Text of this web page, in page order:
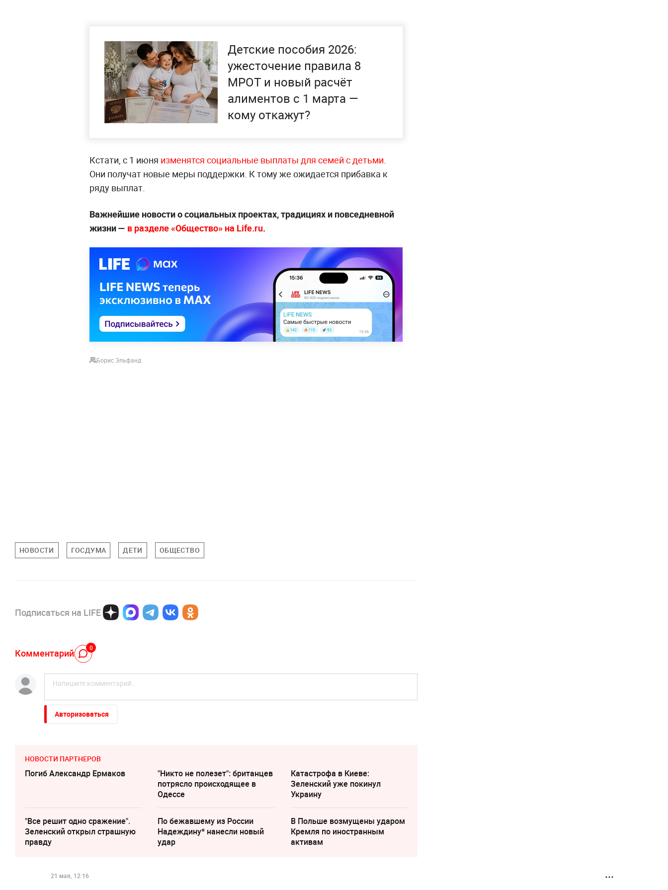
Детские пособия 2026:
ужесточение правила 8
МРОТ и новый расчёт
алиментов с 1 марта —
кому откажут?
Кстати, с 1 июня изменятся социальные выплаты для семей с детьми.
Они получат новые меры поддержки. К тому же ожидается прибавка к
ряду выплат.
Важнейшие новости о социальных проектах, традициях и повседневной
жизни — в разделе «Общество» на Life.ru.
Борис Эльфанд
НОВОСТИ ГОСДУМА ДЕТИ ОБЩЕСТВО
Подписаться на LIFE
Комментарий 0
Авторизоваться
НОВОСТИ ПАРТНЕРОВ
Погиб Александр Ермаков
"Никто не полезет": британцев
потрясло происходящее в
Одессе
Катастрофа в Киеве:
Зеленский уже покинул
Украину
"Все решит одно сражение".
Зеленский открыл страшную
правду
По бежавшему из России
Надеждину* нанесли новый
удар
В Польше возмущены ударом
Кремля по иностранным
активам
21 мая, 12:16